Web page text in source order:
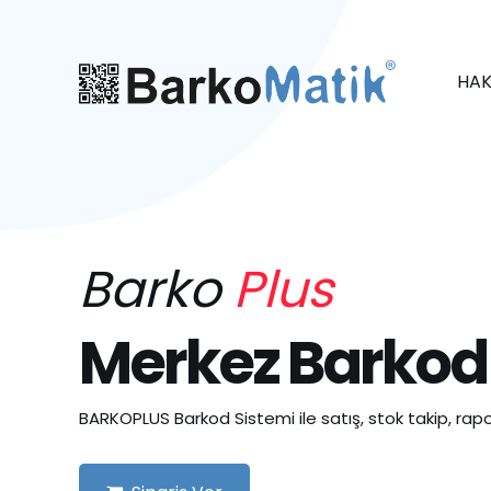
BarkoPlus
Merkez
BARKOPLUS Barkod Sistemi ile satış, stok takip,